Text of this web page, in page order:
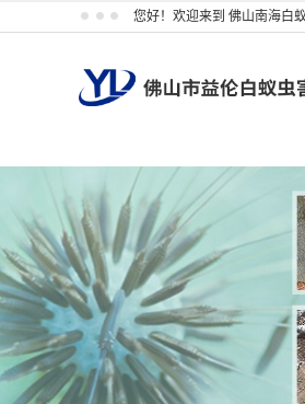
您好！欢迎来到 佛山南海白蚁